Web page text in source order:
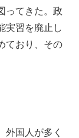
ってきた。政
実習を廃止し
ており、その
外国人が多く